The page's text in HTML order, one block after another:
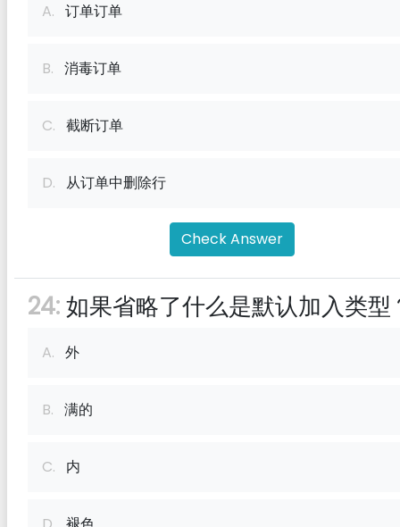
A. 订单订单
B. 消毒订单
C. 截断订单
D. 从订单中删除行
Check Answer
24:如果省略了什么是默认加入类型
A. 外
B. 满的
C. 内